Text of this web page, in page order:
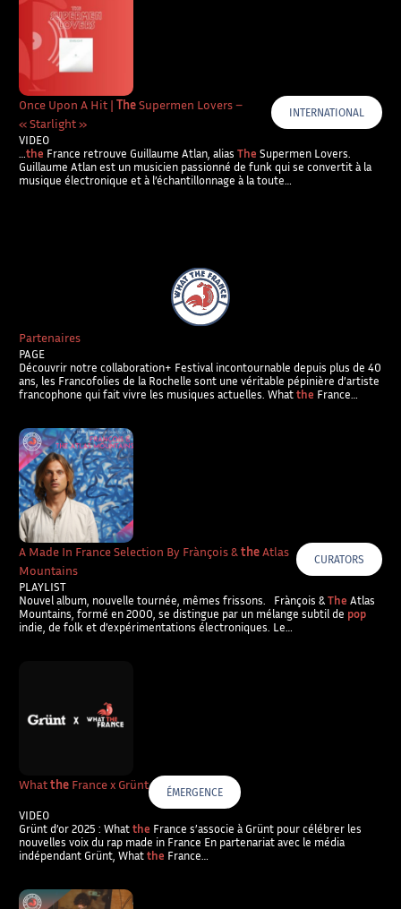
What The France – Back to homepage
Once Upon A Hit |TheSupermen Lovers –
« Starlight »
INTERNATIONAL
VIDEO
…the France retrouve Guillaume Atlan, aliasThe Supermen Lovers.
Guillaume Atlan est un musicien passionné de funk qui se convertit à la
musique électronique et à l’échantillonnage à la toute…
Partenaires
PAGE
Découvrir notre collaboration+ Festival incontournable depuis plus de 40
ans, les Francofolies de la Rochelle sont une véritable pépinière d’artiste
francophone qui fait vivre les musiques actuelles. Whatthe France…
A Made In France Selection By Frànçois &theAtlas
Mountains
CURATORS
PLAYLIST
Nouvel album, nouvelle tournée, mêmes frissons. Frànçois &The Atlas
Mountains, formé en 2000, se distingue par un mélange subtil de pop
indie, de folk et d’expérimentations électroniques. Le…
Whatthe France x Grünt ÉMERGENCE
VIDEO
Grünt d’or 2025 : Whatthe France s’associe à Grünt pour célébrer les
nouvelles voix du rap made in France En partenariat avec le média
indépendant Grünt, Whatthe France…